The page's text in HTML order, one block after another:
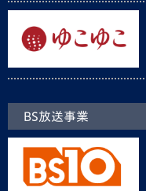
BS放送事業